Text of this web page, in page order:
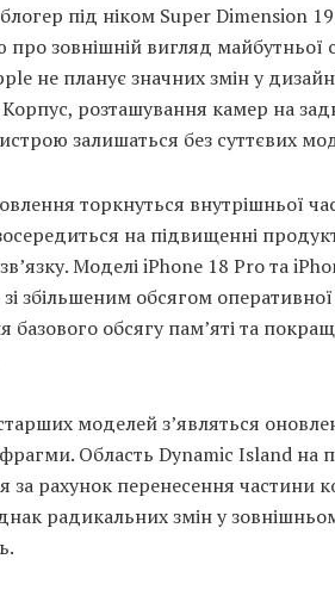
під ніком Super Dimension 19
зовнішній вигляд майбутньої
не планує значних змін у
Корпус, розташування камер на
залишаться без суттєвих
торкнуться внутрішньої
на підвищенні
Моделі iPhone 18 Pro та
збільшеним обсягом
базового обсягу пам’яті та
моделей з’являться
Область Dynamic Island на
за рахунок перенесення частини
радикальних змін у